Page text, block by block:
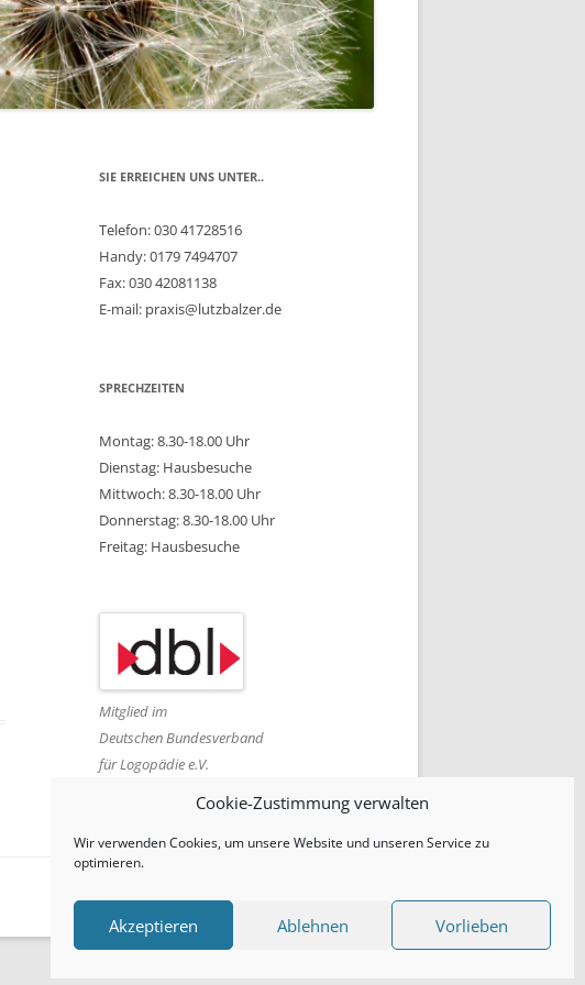
Cookie-Zustimmung verwalten
Wir verwenden Cookies, um unsere Website und unseren Service zu
optimieren.
Akzeptieren Ablehnen Vorlieben
SIE ERREICHEN UNS UNTER..
Telefon: 030 41728516
Handy: 0179 7494707
Fax: 030 42081138
E-mail: praxis@lutzbalzer.de
SPRECHZEITEN
Montag: 8.30-18.00 Uhr
Dienstag: Hausbesuche
Mittwoch: 8.30-18.00 Uhr
Donnerstag: 8.30-18.00 Uhr
Freitag: Hausbesuche
Mitglied im
Deutschen Bundesverband
für Logopädie e.V.